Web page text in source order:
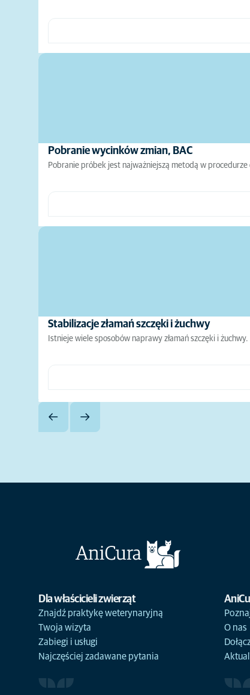
Pobranie wycinków zmian, BAC
Pobranie próbek jest najważniejszą metodą w
Stabilizacje złamań szczęki i żuchwy
Istnieje wiele sposobów naprawy złamań szczęki i
Dla właścicieli zwierząt
Znajdź praktykę weterynaryjną
Twoja wizyta
Zabiegi i usługi
Najczęściej zadawane pytania
O nas